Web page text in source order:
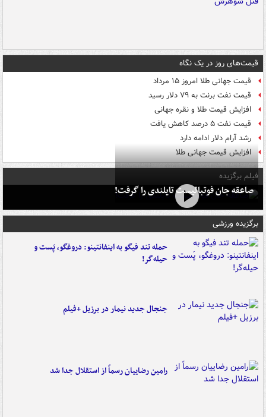
قیمت‌های روز در یک نگاه
قیمت جهانی طلا امروز ۱۵ مرداد
قیمت نفت برنت به ۷۹ دلار رسید
افزایش قیمت طلا و نقره جهانی
قیمت نفت ۵ درصد کاهش یافت
رشد آرام دلار ادامه دارد
افزایش قیمت جهانی طلا
فیلم برگزیده
صاعقه جان فوتبالیست تایلندی را گرفت!
برگزیده ورزشی
حمله تند فیگو به اینفانتینو: دروغگو، پَست‌ و
حیله‌گر!
جنجال جدید نیمار در برزیل +فیلم
رامین رضاییان رسماً از استقلال جدا شد